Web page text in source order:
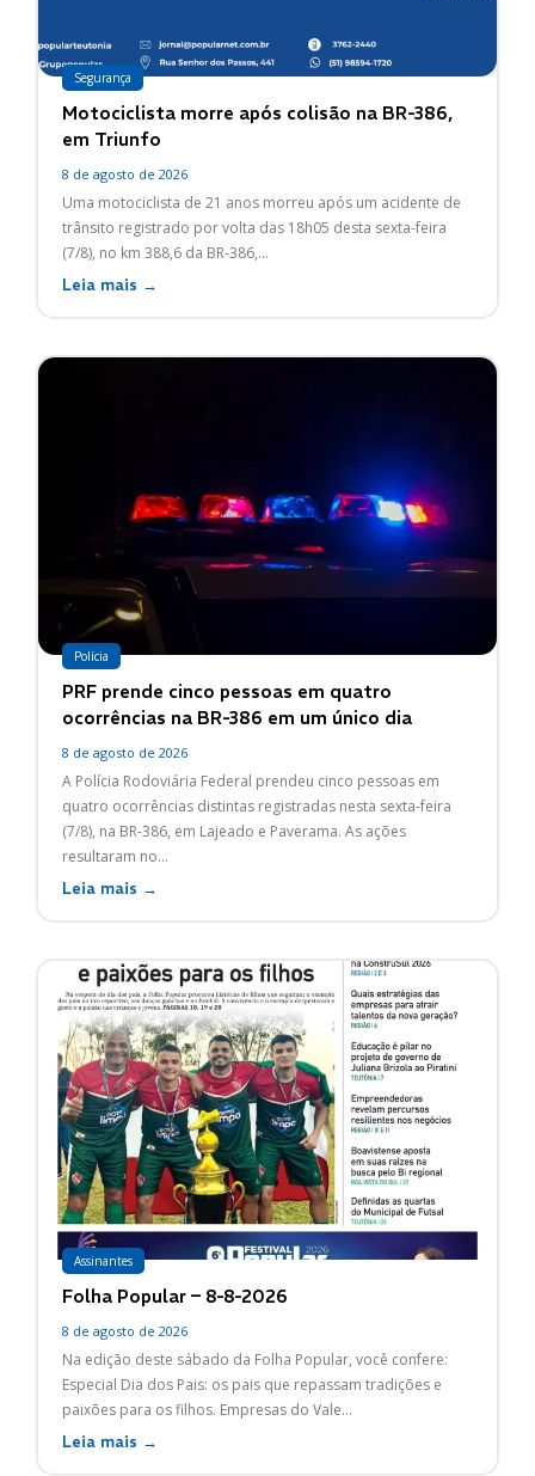
Segurança
Motociclista morre após colisão na BR-386,
em Triunfo
8 de agosto de 2026
Uma motociclista de 21 anos morreu após um acidente de
trânsito registrado por volta das 18h05 desta sexta-feira
(7/8), no km 388,6 da BR-386,...
Leia mais →
Polícia
PRF prende cinco pessoas em quatro
ocorrências na BR-386 em um único dia
8 de agosto de 2026
A Polícia Rodoviária Federal prendeu cinco pessoas em
quatro ocorrências distintas registradas nesta sexta-feira
(7/8), na BR-386, em Lajeado e Paverama. As ações
resultaram no...
Leia mais →
Assinantes
Folha Popular – 8-8-2026
8 de agosto de 2026
Na edição deste sábado da Folha Popular, você confere:
Especial Dia dos Pais: os pais que repassam tradições e
paixões para os filhos. Empresas do Vale...
Leia mais →